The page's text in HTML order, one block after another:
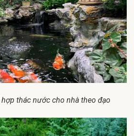
thác nước cho nhà theo đạo